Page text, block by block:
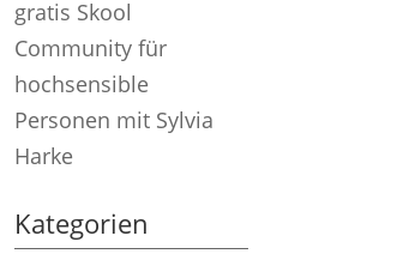
gratis Skool
Community für
hochsensible
Personen mit Sylvia
Harke
Kategorien